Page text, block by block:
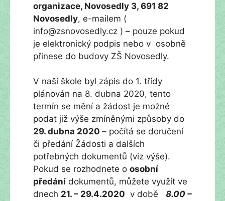
organizace, Novosedly 3, 691 82
Novosedly, e-mailem (
info@zsnovosedly.cz ) – pouze pokud
je elektronický podpis nebo v osobně
přinese do budovy ZŠ Novosedly.
V naší škole byl zápis do 1. třídy
plánován na 8. dubna 2020, tento
termín se mění a žádost je možné
podat již výše zmíněnými způsoby do
29. dubna 2020 – počítá se doručení
či předání Žádosti a dalších
potřebných dokumentů (viz výše).
Pokud se rozhodnete o osobní
předání dokumentů, můžete využít ve
dnech 21. – 29.4.2020 v době 8.00 –